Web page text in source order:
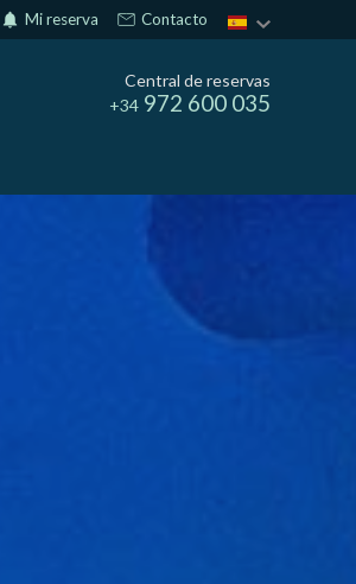
notifications Mi reserva Contacto
Central de reservas
+34 972 600 035